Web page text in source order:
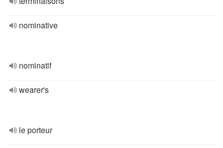
nominative
nominatif
wearer's
le porteur